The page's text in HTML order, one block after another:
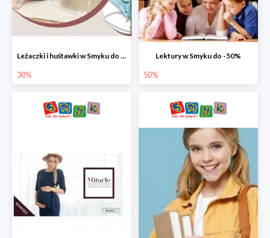
Leżaczki i huśtawki w Smyku do -30%
30%
Lektury w Smyku do -50%
50%